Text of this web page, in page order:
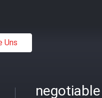
Uns
negotiable